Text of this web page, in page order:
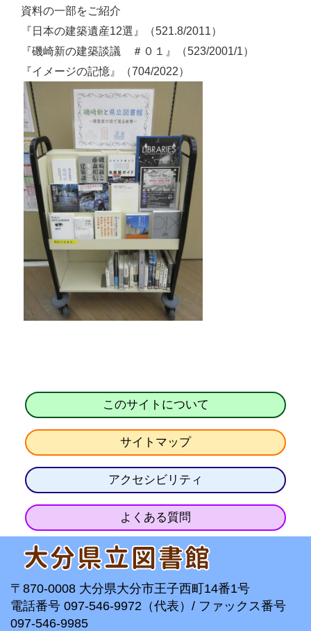
資料の一部をご紹介
『日本の建築遺産12選』（521.8/2011）
『磯崎新の建築談議 ＃０１』（523/2001/1）
『イメージの記憶』（704/2022）
このサイトについて
サイトマップ
アクセシビリティ
よくある質問
〒870-0008 大分県大分市王子西町14番1号
電話番号 097-546-9972（代表）/ ファックス番号
097-546-9985